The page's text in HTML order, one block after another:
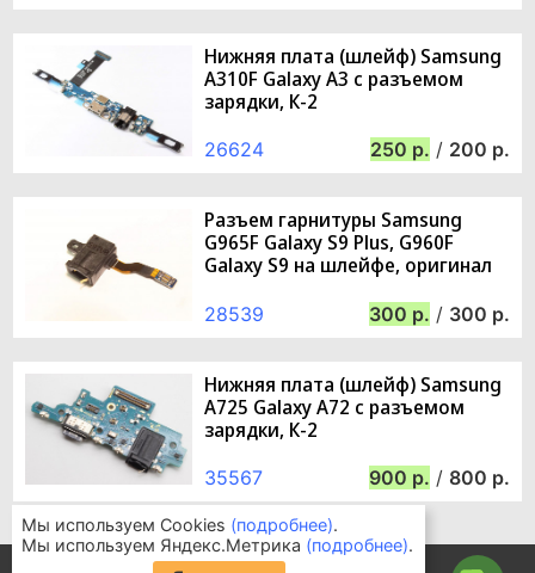
Нижняя плата (шлейф) Samsung
A310F Galaxy A3 с разъемом
зарядки, К-2
26624 250 / 200
Разъем гарнитуры Samsung
G965F Galaxy S9 Plus, G960F
Galaxy S9 на шлейфе, оригинал
28539 300 / 300
Нижняя плата (шлейф) Samsung
A725 Galaxy A72 с разъемом
зарядки, К-2
35567 900 / 800
Информация для покупателей
Мы используем Cookies (подробнее).
Мы используем Яндекс.Метрика (подробнее).